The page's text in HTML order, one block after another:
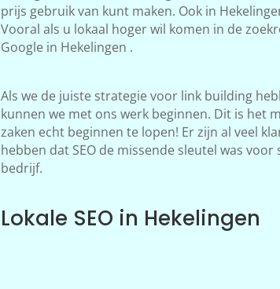
prijs gebruik van kunt maken. Ook in
Vooral als u lokaal hoger wil komen in de
Google in Hekelingen .
Als we de juiste strategie voor link building
kunnen we met ons werk beginnen. Dit is het
zaken echt beginnen te lopen! Er zijn al veel
hebben dat SEO de missende sleutel was voor
bedrijf.
Lokale SEO in Hekelingen